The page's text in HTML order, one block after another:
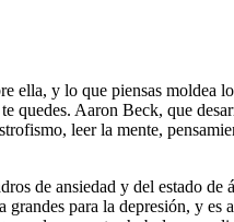
ella, y lo que piensas moldea
quedes. Aaron Beck, que
leer la mente,
de ansiedad y del estado
para la depresión, y